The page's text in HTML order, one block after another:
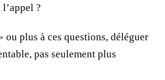
?
ou plus à ces questions, déléguer
pas seulement plus